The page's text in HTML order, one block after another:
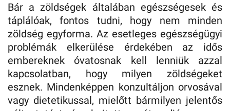
Bár a zöldségek általában egészségesek és
táplálóak, fontos tudni, hogy nem minden
zöldség egyforma. Az esetleges egészségügyi
problémák elkerülése érdekében az idős
embereknek óvatosnak kell lenniük azzal
kapcsolatban, hogy milyen zöldségeket
esznek. Mindenképpen konzultáljon orvosával
vagy dietetikussal, mielőtt bármilyen jelentős